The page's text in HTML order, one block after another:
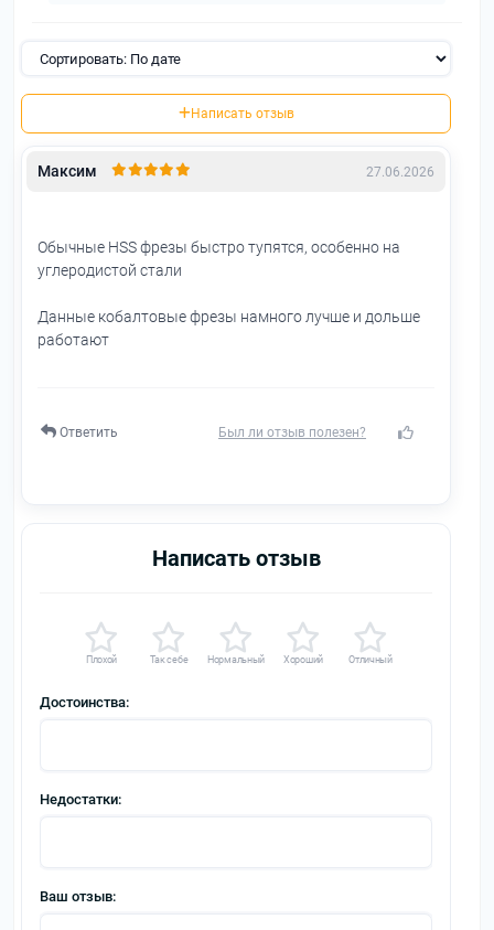
Написать отзыв
Максим 27.06.2026
Обычные HSS фрезы быстро тупятся, особенно на
углеродистой стали
Данные кобалтовые фрезы намного лучше и дольше
работают
Ответить
Написать отзыв
Плохой Так себе Нормальный Хороший Отличный
Достоинства:
Недостатки:
Ваш отзыв: